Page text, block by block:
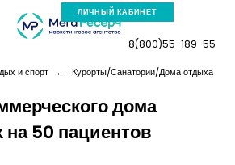
ЛИЧНЫЙ КАБИНЕТ
8(800)55-189-55
и спорт ← Курорты/Санатории/Дома отдыха
дома
50 пациентов